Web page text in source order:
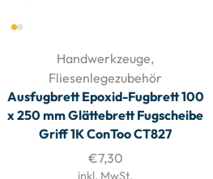
Handwerkzeuge,
Fliesenlegezubehör
Ausfugbrett Epoxid-Fugbrett 100
x 250 mm Glättebrett Fugscheibe
Griff 1K ConToo CT827
€7,30
inkl. MwSt.